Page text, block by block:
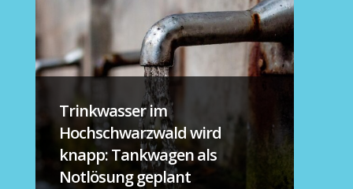
Trinkwasser im
Hochschwarzwald wird
knapp: Tankwagen als
Notlösung geplant